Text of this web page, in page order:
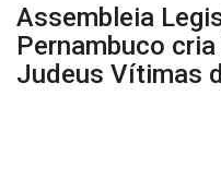
Assembleia
Pernambuco
Judeus Vítimas